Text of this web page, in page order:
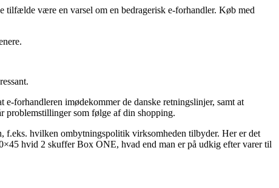
være en varsel om en bedragerisk e-forhandler. Køb med
forhandleren imødekommer de danske retningslinjer, samt at
problemstillinger som følge af din shopping.
f.eks. hvilken ombytningspolitik virksomheden tilbyder. Her er det
hvid 2 skuffer Box ONE, hvad end man er på udkig efter varer til